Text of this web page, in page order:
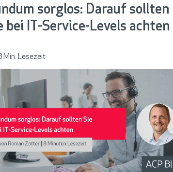
sorglos: Darauf sollten
bei IT-Service-Levels achten
Min. Lesezeit